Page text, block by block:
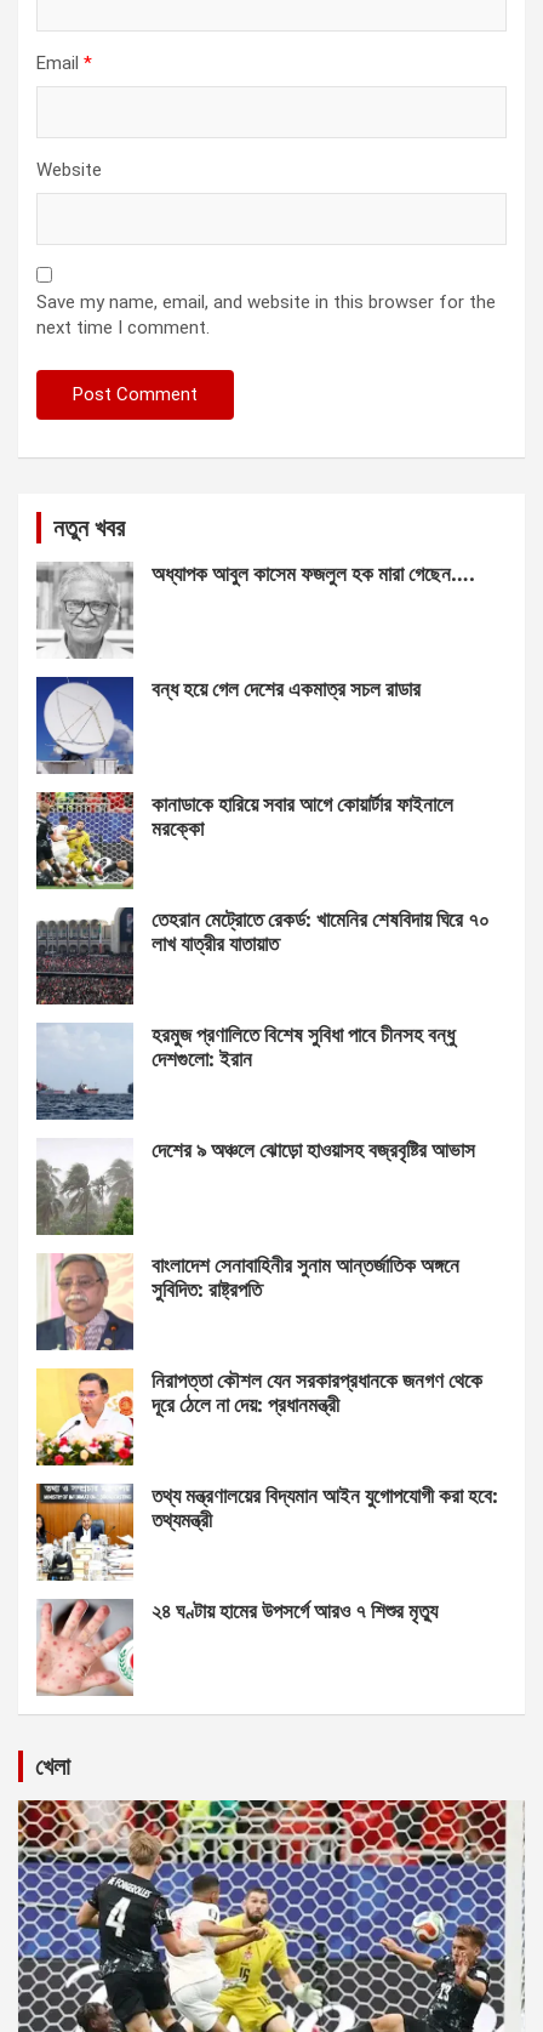
Email *
Website
Save my name, email, and website in this browser for the
next time I comment.
নতুন খবর
অধ্যাপক আবুল কাসেম ফজলুল হক মারা গেছেন….
বন্ধ হয়ে গেল দেশের একমাত্র সচল রাডার
কানাডাকে হারিয়ে সবার আগে কোয়ার্টার ফাইনালে
মরক্কো
তেহরান মেট্রোতে রেকর্ড: খামেনির শেষবিদায় ঘিরে ৭০
লাখ যাত্রীর যাতায়াত
হরমুজ প্রণালিতে বিশেষ সুবিধা পাবে চীনসহ বন্ধু
দেশগুলো: ইরান
দেশের ৯ অঞ্চলে ঝোড়ো হাওয়াসহ বজ্রবৃষ্টির আভাস
বাংলাদেশ সেনাবাহিনীর সুনাম আন্তর্জাতিক অঙ্গনে
সুবিদিত: রাষ্ট্রপতি
নিরাপত্তা কৌশল যেন সরকারপ্রধানকে জনগণ থেকে
দূরে ঠেলে না দেয়: প্রধানমন্ত্রী
তথ্য মন্ত্রণালয়ের বিদ্যমান আইন যুগোপযোগী করা হবে:
তথ্যমন্ত্রী
২৪ ঘণ্টায় হামের উপসর্গে আরও ৭ শিশুর মৃত্যু
খেলা